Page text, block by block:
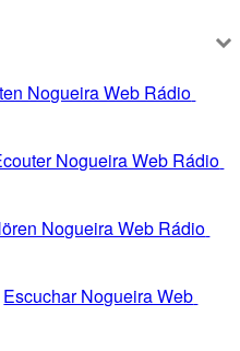
Nogueira Web Rádio
Nogueira Web Rádio
Nogueira Web Rádio
Escuchar Nogueira Web